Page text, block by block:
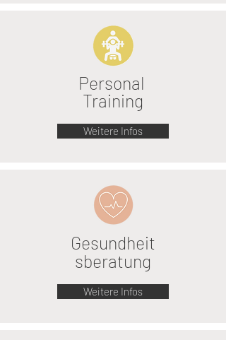
Personal
Training
Weitere Infos
Gesundheit
sberatung
Weitere Infos